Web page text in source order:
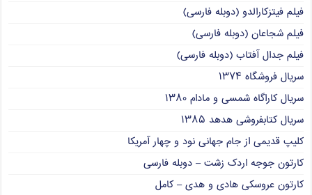
فیلم فیتزکارالدو (دوبله فارسی)
فیلم شجاعان (دوبله فارسی)
فیلم جدال آفتاب (دوبله فارسی)
سریال فروشگاه ۱۳۷۴
سریال کاراگاه شمسی و مادام ۱۳۸۰
سریال کتابفروشی هدهد ۱۳۸۵
کلیپ قدیمی از جام جهانی نود و چهار آمریکا
کارتون جوجه اردک زشت – دوبله فارسی
کارتون عروسکی هادی و هدی – کامل